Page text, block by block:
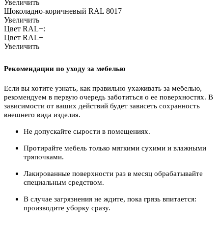
Увеличить
Шоколадно-коричневый RAL 8017
Увеличить
Цвет RAL+:
Цвет RAL+
Увеличить
Рекомендации по уходу за мебелью
Если вы хотите узнать, как правильно ухаживать за мебелью,
рекомендуем в первую очередь заботиться о ее поверхностях. В
зависимости от ваших действий будет зависеть сохранность
внешнего вида изделия.
Не допускайте сырости в помещениях.
Протирайте мебель только мягкими сухими и влажными
тряпочками.
Лакированные поверхности раз в месяц обрабатывайте
специальным средством.
В случае загрязнения не ждите, пока грязь впитается:
производите уборку сразу.